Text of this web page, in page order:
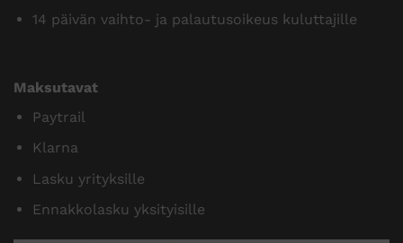
14 päivän vaihto- ja palautusoikeus kuluttajille
Maksutavat
Paytrail
Klarna
Lasku yrityksille
Ennakkolasku yksityisille